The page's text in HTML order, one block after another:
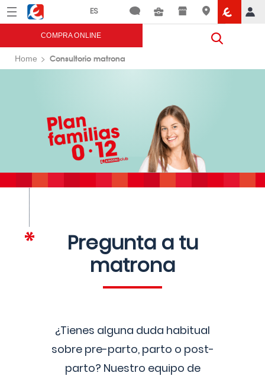
Menú Eroski
COMPRA ONLINE
Home Consultorio matrona
Pregunta a tu
matrona
¿Tienes alguna duda habitual
sobre pre-parto, parto o post-
parto? Nuestro equipo de